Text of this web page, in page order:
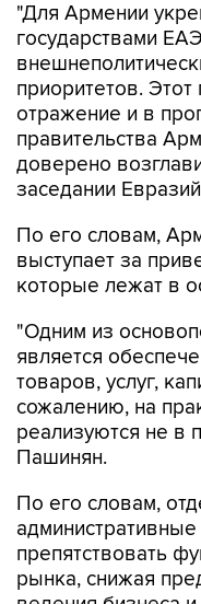
"Для Армении
государствами
приоритетов.
отражение и в
правительства
доверено
заседании
По его словам,
выступает за
которые лежат в
"Одним из
является
товаров, услуг,
сожалению, на
реализуются не в
Пашинян.
По его словам,
препятствовать
рынка, снижая